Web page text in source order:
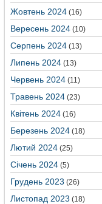
Жовтень 2024 (16)
Вересень 2024 (10)
Серпень 2024 (13)
Липень 2024 (13)
Червень 2024 (11)
Травень 2024 (23)
Квітень 2024 (16)
Березень 2024 (18)
Лютий 2024 (25)
Січень 2024 (5)
Грудень 2023 (26)
Листопад 2023 (18)